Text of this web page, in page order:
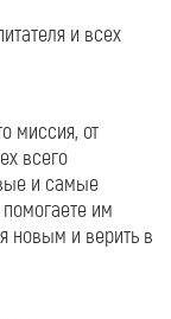
и всех
миссия, от
всего
и самые
им
новым и верить в